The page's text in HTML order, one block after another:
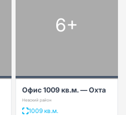
6+
Офис 1009 кв.м. — Охта
Невский район
1009 кв.м.